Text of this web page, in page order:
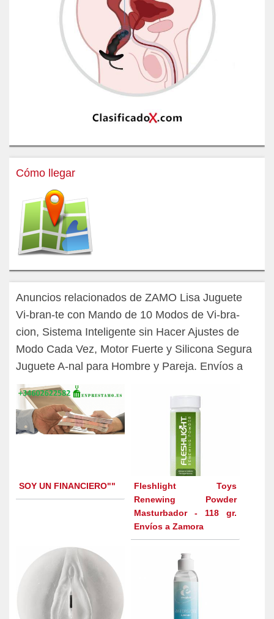
Cómo llegar
Anuncios relacionados de ZAMO Lisa Juguete
Vi-bran-te con Mando de 10 Modos de Vi-bra-
cion, Sistema Inteligente sin Hacer Ajustes de
Modo Cada Vez, Motor Fuerte y Silicona Segura
Juguete A-nal para Hombre y Pareja. Envíos a
SOY UN FINANCIERO""
Fleshlight Toys
Renewing Powder
Masturbador - 118 gr.
Envíos a Zamora